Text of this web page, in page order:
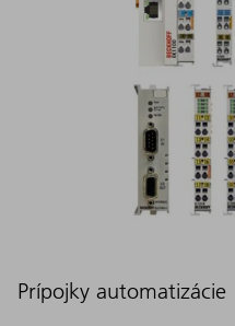
Prípojky automatizácie